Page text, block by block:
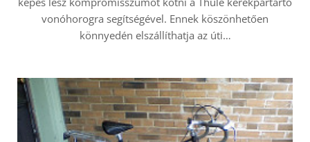
vonóhorogra segítségével. Ennek köszönhetően
könnyedén elszállíthatja az úti…